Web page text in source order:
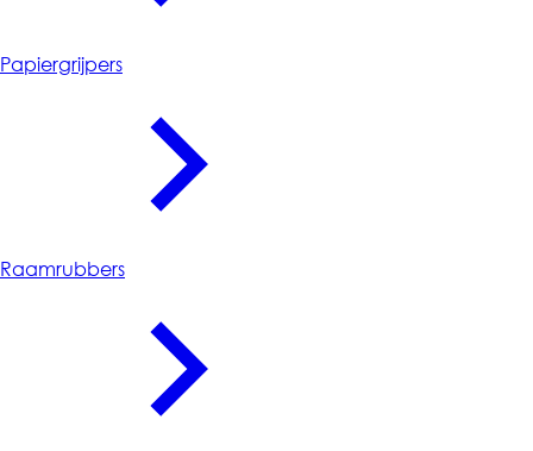
Papiergrijpers
Raamrubbers